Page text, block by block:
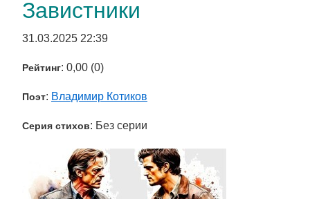
Завистники
31.03.2025 22:39
Рейтинг: 0,00 (0)
Поэт: Владимир Котиков
Серия стихов: Без серии